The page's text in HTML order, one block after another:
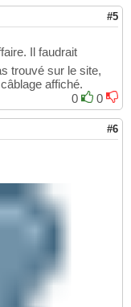
#5
Il faudrait
trouvé sur le site,
affiché.
0
0
#6